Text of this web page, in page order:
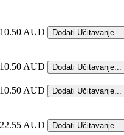
AUD Dodati Učitavanje...
AUD Dodati Učitavanje...
AUD Dodati Učitavanje...
AUD Dodati Učitavanje...